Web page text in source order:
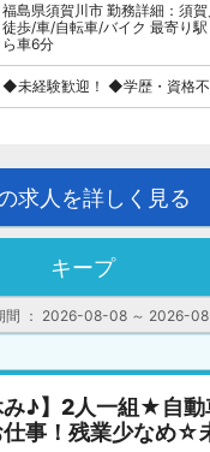
福島県須賀川市 勤務詳細：須賀
徒歩/車/自転車/バイク 最寄り
ら車6分
◆未経験歓迎！ ◆学歴・資格
間 ： 2026-08-08 ～ 2026-
求人を詳しく見る
キープ
み♪】2人一組★自
仕事！残業少なめ☆